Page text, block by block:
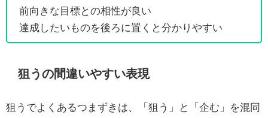
前向きな目標との相性が良い
達成したいものを後ろに置くと分かりやすい
狙うの間違いやすい表現
狙うでよくあるつまずきは、「狙う」と「企む」を混同